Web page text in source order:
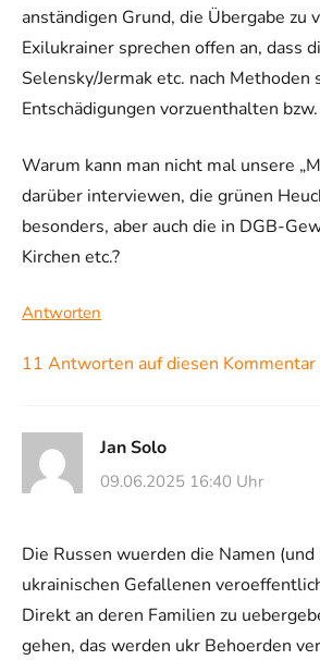
anständigen Grund, die Übergabe zu
Exilukrainer sprechen offen an, dass
Selensky/Jermak etc. nach Methoden
Entschädigungen vorzuenthalten
Warum kann man nicht mal unsere
darüber interviewen, die grünen
besonders, aber auch die in DGB-
Kirchen etc.?
Antworten
11 Antworten auf diesen
Jan Solo
09.06.2025 16:40 Uhr
Die Russen wuerden die Namen (und
ukrainischen Gefallenen
Direkt an deren Familien zu
gehen, das werden ukr Behoerden